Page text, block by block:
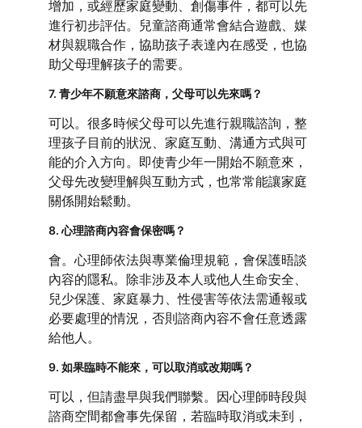
增加，或經歷家庭變動、創傷事件，都可以先
進行初步評估。兒童諮商通常會結合遊戲、媒
材與親職合作，協助孩子表達內在感受，也協
助父母理解孩子的需要。
7. 青少年不願意來諮商，父母可以先來嗎？
可以。很多時候父母可以先進行親職諮詢，整
理孩子目前的狀況、家庭互動、溝通方式與可
能的介入方向。即使青少年一開始不願意來，
父母先改變理解與互動方式，也常常能讓家庭
關係開始鬆動。
8. 心理諮商內容會保密嗎？
會。心理師依法與專業倫理規範，會保護晤談
內容的隱私。除非涉及本人或他人生命安全、
兒少保護、家庭暴力、性侵害等依法需通報或
必要處理的情況，否則諮商內容不會任意透露
給他人。
9. 如果臨時不能來，可以取消或改期嗎？
可以，但請盡早與我們聯繫。因心理師時段與
諮商空間都會事先保留，若臨時取消或未到，